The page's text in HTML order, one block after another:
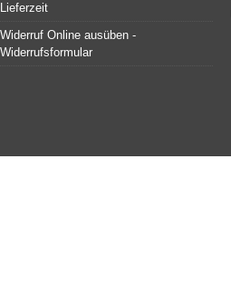
Lieferzeit
Widerruf Online ausüben -
Widerrufsformular